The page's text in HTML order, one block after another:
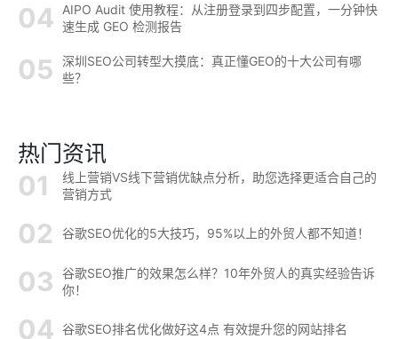
AIPO Audit 使用教程：从注册登录到四步配置，一分钟快
速生成 GEO 检测报告
深圳SEO公司转型大摸底：真正懂GEO的十大公司有哪
些？
热门资讯
线上营销VS线下营销优缺点分析，助您选择更适合自己的
营销方式
谷歌SEO优化的5大技巧，95%以上的外贸人都不知道！
谷歌SEO推广的效果怎么样？10年外贸人的真实经验告诉
你！
谷歌SEO排名优化做好这4点 有效提升您的网站排名